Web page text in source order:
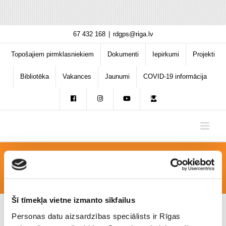
Šī tīmekļa vietne izmanto sīkfailus
Personas datu aizsardzības speciālists ir Rīgas
content
67 432 168 rdgps@riga.lv
Topošajiem pirmklasniekiem Dokumenti Iepirkumi Projekti
Bibliotēka Vakances Jaunumi COVID-19 informācija
20201117_111146